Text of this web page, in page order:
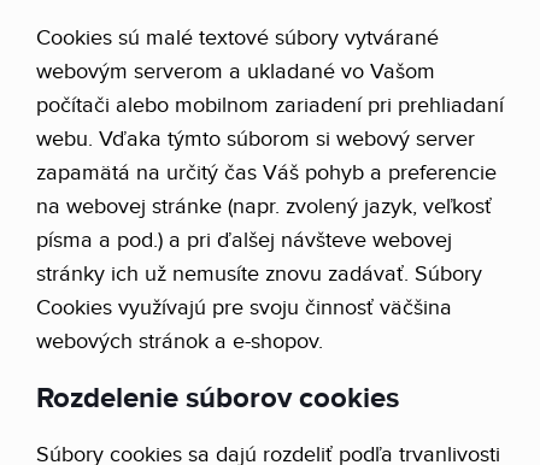
Cookies sú malé textové súbory vytvárané
webovým serverom a ukladané vo Vašom
počítači alebo mobilnom zariadení pri prehliadaní
webu. Vďaka týmto súborom si webový server
zapamätá na určitý čas Váš pohyb a preferencie
na webovej stránke (napr. zvolený jazyk, veľkosť
písma a pod.) a pri ďalšej návšteve webovej
stránky ich už nemusíte znovu zadávať. Súbory
Cookies využívajú pre svoju činnosť väčšina
webových stránok a e-shopov.
Rozdelenie súborov cookies
Súbory cookies sa dajú rozdeliť podľa trvanlivosti